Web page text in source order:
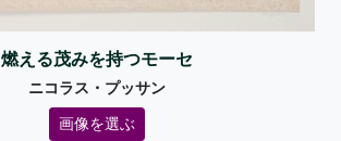
燃える茂みを持つモーセ
ニコラス・プッサン
画像を選ぶ